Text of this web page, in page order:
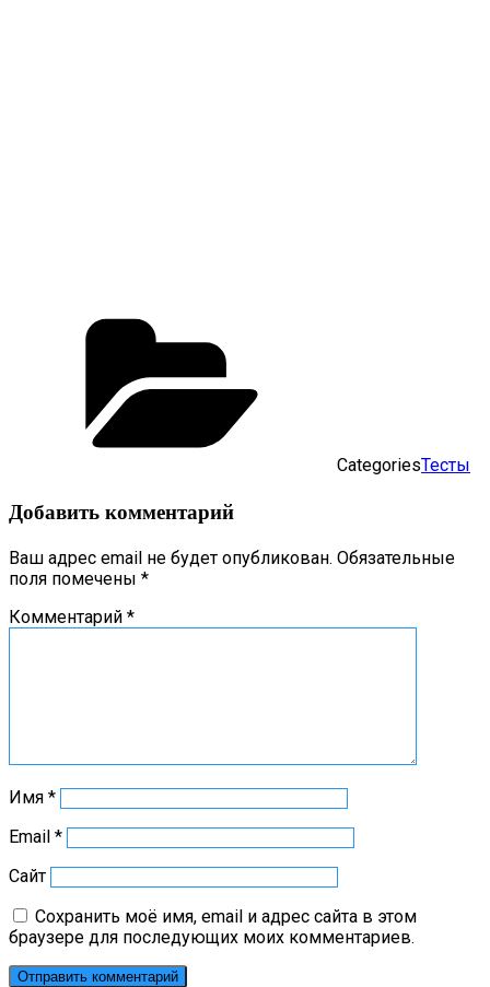
CategoriesТесты
Добавить комментарий
Ваш адрес email не будет опубликован. Обязательные
поля помечены *
Комментарий *
Имя *
Email *
Сайт
Сохранить моё имя, email и адрес сайта в этом
браузере для последующих моих комментариев.